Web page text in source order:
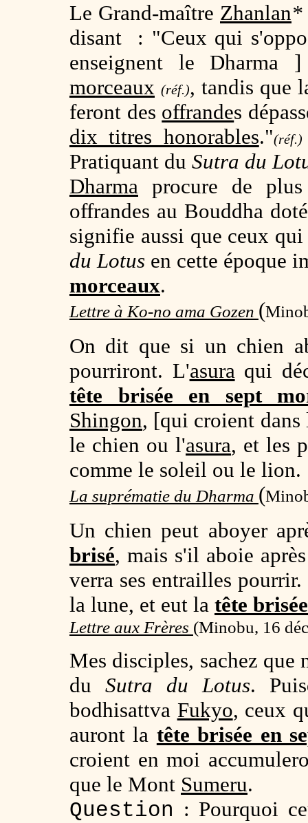
Le Grand-maître Zhanlan*
disant : "Ceux qui
enseignent le
morceaux (réf.), tandis que
feront des offrandes
dix titres honorables."(réf.)
Pratiquant du Sutra du
Dharma procure de
offrandes au Bouddha
signifie aussi que ceux
du Lotus en cette époque
morceaux.
Lettre à Ko-no ama Gozen (
On dit que si un chien
pourriront. L'asuraqui
tête brisée en sept
Shingon, [qui croient
le chien ou l'asura, et les
comme le soleil ou le lion.
La suprématie du Dharma (
Un chien peut aboyer
brisé, mais s'il aboie
verra ses entrailles
la lune, et eut la tête
Lettre aux Frères (Minobu, 16
Mes disciples, sachez
duSutra du Lotus.
bodhisattva Fukyo, ceux
auront la tête brisée en
croient en moi
que le Mont Sumeru.
Question : Pourquoi